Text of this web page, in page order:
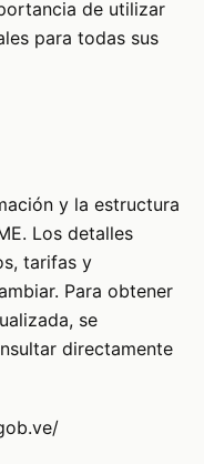
de utilizar
para todas sus
y la estructura
Los detalles
tarifas y
Para obtener
se
directamente